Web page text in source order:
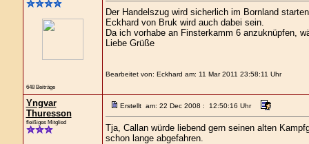
648 Beiträge
Der Handelszug wird sicherlich im Bornland
Eckhard von Bruk wird auch dabei sein.
Da ich vorhabe an Finsterkamm 6 anzuknüpfen,
Liebe Grüße
Bearbeitet von: Eckhard am: 11 Mar 2011 23:58:11 Uhr
Yngvar
Thuresson
fleißiges Mitglied
Erstellt am: 22 Dec 2008 : 12:50:16 Uhr
Tja, Callan würde liebend gern seinen alten
schon lange abgefahren.